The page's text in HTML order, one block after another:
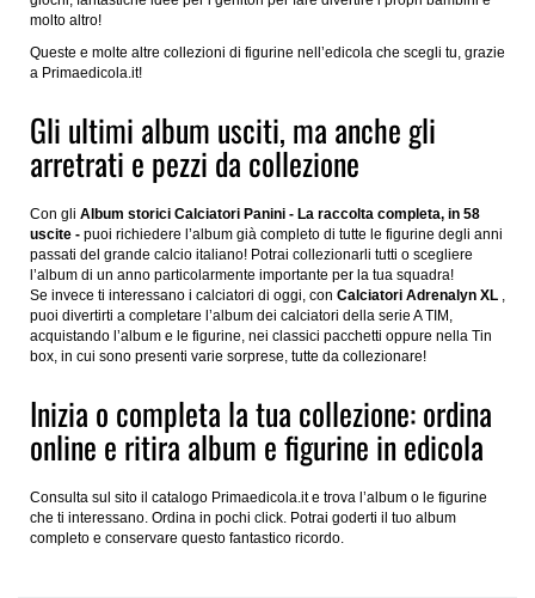
molto altro!
Queste e molte altre collezioni di figurine nell’edicola che scegli tu, grazie
a Primaedicola.it!
Gli ultimi album usciti, ma anche gli
arretrati e pezzi da collezione
Con gli Album storici Calciatori Panini - La raccolta completa, in 58
uscite - puoi richiedere l’album già completo di tutte le figurine degli anni
passati del grande calcio italiano! Potrai collezionarli tutti o scegliere
l’album di un anno particolarmente importante per la tua squadra!
Se invece ti interessano i calciatori di oggi, con Calciatori Adrenalyn XL ,
puoi divertirti a completare l’album dei calciatori della serie A TIM,
acquistando l’album e le figurine, nei classici pacchetti oppure nella Tin
box, in cui sono presenti varie sorprese, tutte da collezionare!
Inizia o completa la tua collezione: ordina
online e ritira album e figurine in edicola
Consulta sul sito il catalogo Primaedicola.it e trova l’album o le figurine
che ti interessano. Ordina in pochi click. Potrai goderti il tuo album
completo e conservare questo fantastico ricordo.